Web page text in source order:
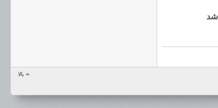
بالا